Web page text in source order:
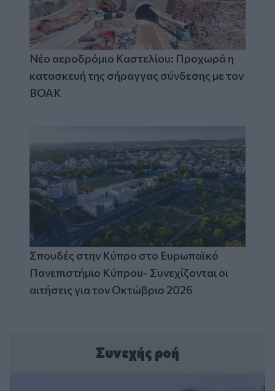
Νέο αεροδρόμιο Καστελίου: Προχωρά η
κατασκευή της σήραγγας σύνδεσης με τον
ΒΟΑΚ
Σπουδές στην Κύπρο στο Ευρωπαϊκό
Πανεπιστήμιο Κύπρου- Συνεχίζονται οι
αιτήσεις για τον Οκτώβριο 2026
Συνεχής ροή